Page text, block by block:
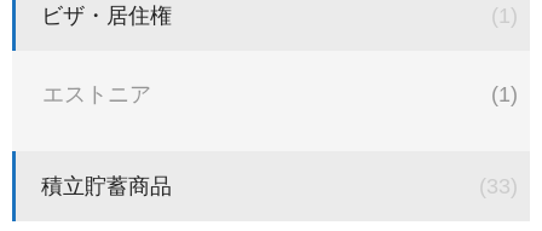
ビザ・居住権 (1)
エストニア (1)
積立貯蓄商品 (33)